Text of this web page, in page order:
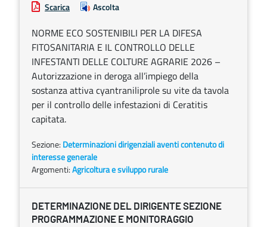
Scarica Ascolta
NORME ECO SOSTENIBILI PER LA DIFESA
FITOSANITARIA E IL CONTROLLO DELLE
INFESTANTI DELLE COLTURE AGRARIE 2026 –
Autorizzazione in deroga all’impiego della
sostanza attiva cyantraniliprole su vite da tavola
per il controllo delle infestazioni di Ceratitis
capitata.
Sezione: Determinazioni dirigenziali aventi contenuto di
interesse generale
Argomenti:Agricoltura e sviluppo rurale
DETERMINAZIONE DEL DIRIGENTE SEZIONE
PROGRAMMAZIONE E MONITORAGGIO